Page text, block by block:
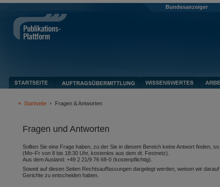
Bundesanzeiger
Startseite Fragen & Antworten
Fragen und Antworten
Sollten Sie eine Frage haben, zu der Sie in diesem Bereich keine Antwort finden,
(Mo–Fr von 8 bis 18:30 Uhr, kostenlos aus dem dt. Festnetz).
Aus dem Ausland: +49 2 21/9 76 68-0 (kostenpflichtig).
Soweit auf diesen Seiten Rechtsauffassungen dargelegt werden, weisen wir
Gerichte zu entscheiden haben.